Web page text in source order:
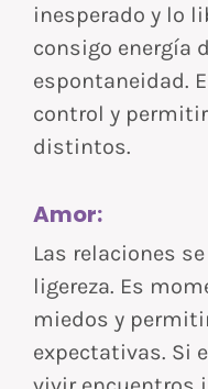
inesperado y lo
consigo energía
espontaneidad.
control y
distintos.
Amor:
Las relaciones
ligereza. Es
miedos y
expectativas. Si